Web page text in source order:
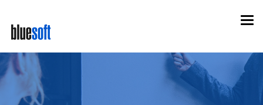
main
content